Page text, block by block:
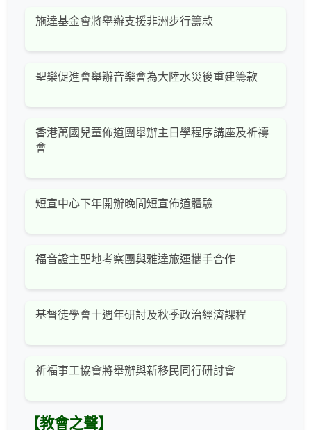
施達基金會將舉辦支援非洲步行籌款
聖樂促進會舉辦音樂會為大陸水災後重建籌款
香港萬國兒童佈道團舉辦主日學程序講座及祈禱
會
短宣中心下年開辦晚間短宣佈道體驗
福音證主聖地考察團與雅達旅運攜手合作
基督徒學會十週年研討及秋季政治經濟課程
祈福事工協會將舉辦與新移民同行研討會
【教會之聲】